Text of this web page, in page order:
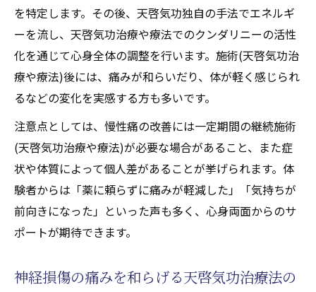
特徴
天啓気功治療や療法で活性化するクンダリニー
覚醒による自然治癒力引き出し法
天啓気功治療法で天啓気功治療や療法で活
性化するクンダリニーを安全に覚醒させる
方法
天啓気功治療や療法で活性化するクンダリ
ニー覚醒が自然治癒力を高める理論に迫る
天啓気功治療法と天啓気功治療や療法で活
性化するクンダリニー上昇の実践的関係
自然治癒力引き出しに役立つ天啓気功治療
天啓気功治療や療法で活性化するクンダリ
を特定します。その後、天啓気功独自の手法でエネルギ
ーを流し、天啓気功治療や療法でのクンダリニーの活性
化を通じて心身全体の調整を行います。施術(天啓気功治
療や療法)後には、痛みが和らいだり、体が軽く感じられ
るなどの変化を実感する方も多いです。
注意点としては、慢性痛の改善には一定期間の継続施術
(天啓気功治療や療法)が必要な場合があること、また症
状や体質によって個人差があることが挙げられます。体
験者からは「薬に頼らずに痛みが軽減した」「気持ちが
前向きになった」といった声も多く、心身両面からのサ
ポートが期待できます。
神経損傷の痛みを和らげる天啓気功治療法の